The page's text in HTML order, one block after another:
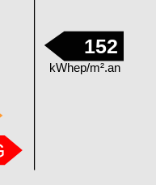
152
kWhep/m².an